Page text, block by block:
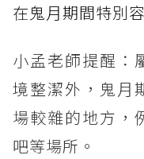
在鬼月期間特別
小孟老師提醒：
境整潔外，鬼月
場較雜的地方，
吧等場所。